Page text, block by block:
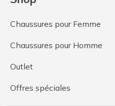
Chaussures pour Femme
Chaussures pour Homme
Outlet
Offres spéciales